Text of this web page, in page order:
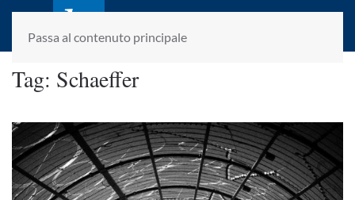
Passa al contenuto principale
laletteraturaenoi.it
fondato da Romano Luperini
Tag: Schaeffer